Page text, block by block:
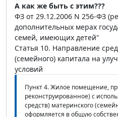
А как же быть с этим???
ФЗ от 29.12.2006 N 256-ФЗ
дополнительных мерах
семей, имеющих детей"
Статья 10. Направление
(семейного) капитала на
условий
Пункт 4. Жилое помещение,
реконструированное) с
средств) материнского
оформляется в общую